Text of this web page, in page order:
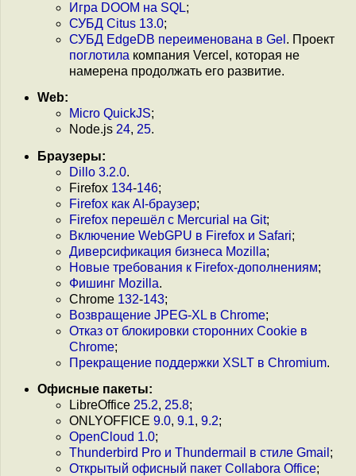
Игра DOOM на SQL;
СУБД Citus 13.0;
СУБД EdgeDB переименована в Gel . Проект
поглотила компания Vercel, которая не
намерена продолжать его развитие.
Web:
Micro QuickJS;
Node.js 24, 25.
Браузеры:
Dillo 3.2.0.
Firefox 134-146;
Firefox как AI-браузер;
Firefox перешёл с Mercurial на Git;
Включение WebGPU в Firefox и Safari;
Диверсификация бизнеса Mozilla;
Новые требования к Firefox-дополнениям;
Фишинг Mozilla.
Chrome 132-143;
Возвращение JPEG-XL в Chrome;
Отказ от блокировки сторонних Cookie в
Chrome;
Прекращение поддержки XSLT в Chromium.
Офисные пакеты:
LibreOffice 25.2, 25.8;
ONLYOFFICE 9.0, 9.1, 9.2;
OpenCloud 1.0;
Thunderbird Pro и Thundermail в стиле Gmail ;
Открытый офисный пакет Collabora Office;